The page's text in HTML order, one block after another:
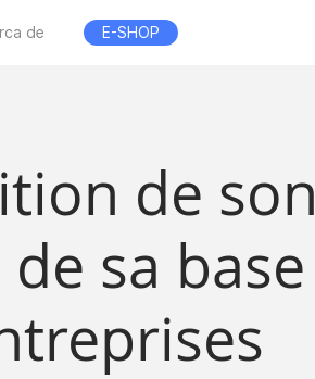
de E-SHOP
de son
sa base